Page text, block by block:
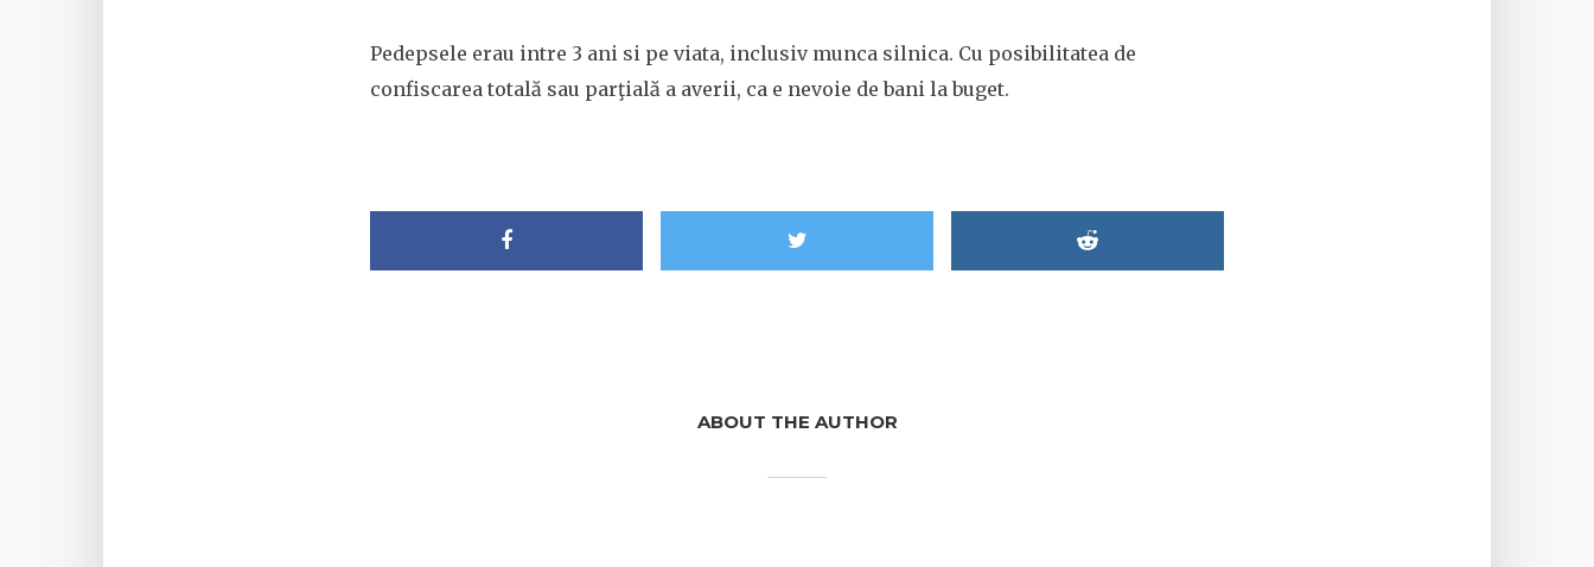
Pedepsele erau intre 3 ani si pe viata, inclusiv munca silnica. Cu posibilitatea de
confiscarea totală sau parţială a averii, ca e nevoie de bani la buget.
ABOUT THE AUTHOR